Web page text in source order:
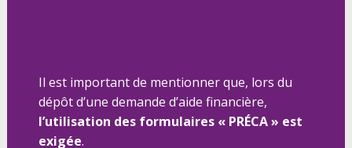
Il est important de mentionner que, lors du
dépôt d’une demande d’aide financière,
l’utilisation des formulaires « PRÉCA » est
exigée.